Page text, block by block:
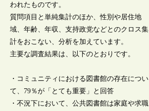
われたものです。
質問項目と単純集計のほか、性別や居住地
域、年齢、年収、支持政党などとのクロス集
計をおこない、分析を加えています。
主要な調査結果は、以下のとおりです。
・コミュニティにおける図書館の存在につい
て、79％が「とても重要」と回答
・不況下において、公共図書館は家庭や求職